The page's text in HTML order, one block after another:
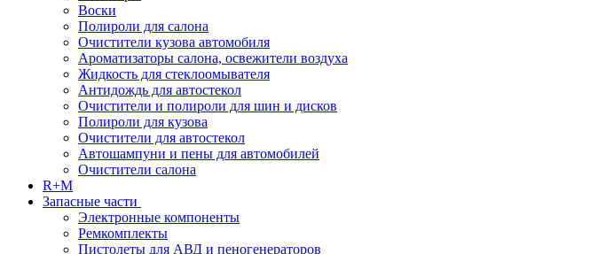
Воски
Полироли для салона
Очистители кузова автомобиля
Ароматизаторы салона, освежители воздуха
Жидкость для стеклоомывателя
Антидождь для автостекол
Очистители и полироли для шин и дисков
Полироли для кузова
Очистители для автостекол
Автошампуни и пены для автомобилей
Очистители салона
R+M
Запасные части
Электронные компоненты
Ремкомплекты
Пистолеты для АВД и пеногенераторов